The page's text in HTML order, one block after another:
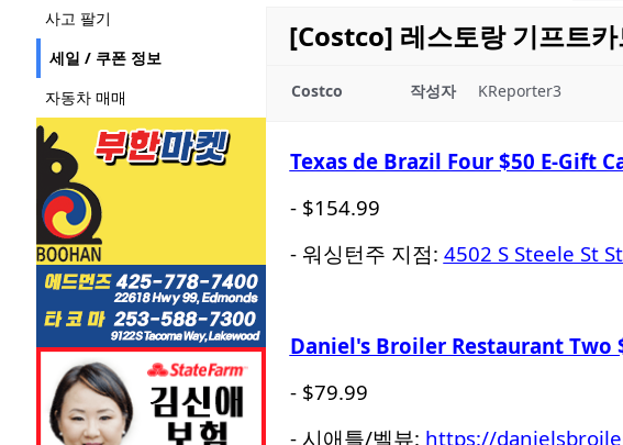
사고 팔기
세일 / 쿠폰 정보
자동차 매매
[Costco] 레스토랑 기프트
Costco 작성자 KReporter3
Texas de Brazil Four $50 E-Gift
- $154.99
- 워싱턴주 지점: 4502 S Steele St
Daniel's Broiler Restaurant Two
- $79.99
- 시애틀/벨뷰: https://